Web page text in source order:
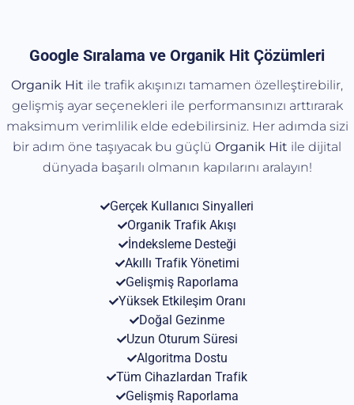
Google Sıralama ve Organik Hit Çözümleri
Organik Hit ile trafik akışınızı tamamen özelleştirebilir,
gelişmiş ayar seçenekleri ile performansınızı arttırarak
maksimum verimlilik elde edebilirsiniz. Her adımda sizi
bir adım öne taşıyacak bu güçlü Organik Hit ile dijital
dünyada başarılı olmanın kapılarını aralayın!
Gerçek Kullanıcı Sinyalleri
Organik Trafik Akışı
İndeksleme Desteği
Akıllı Trafik Yönetimi
Gelişmiş Raporlama
Yüksek Etkileşim Oranı
Doğal Gezinme
Uzun Oturum Süresi
Algoritma Dostu
Tüm Cihazlardan Trafik
Gelişmiş Raporlama